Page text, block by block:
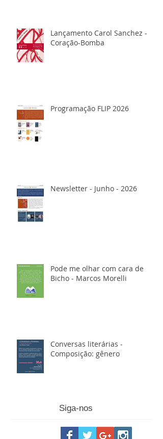
Lançamento Carol Sanchez -
Coração-Bomba
Programação FLIP 2026
Newsletter - Junho - 2026
Pode me olhar com cara de
Bicho - Marcos Morelli
Conversas literárias -
Composição: gênero
Siga-nos